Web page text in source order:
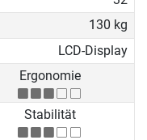
130 kg
LCD-Display
Ergonomie
Stabilität